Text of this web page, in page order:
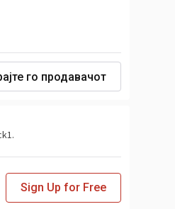
го продавачот
Sign Up for Free